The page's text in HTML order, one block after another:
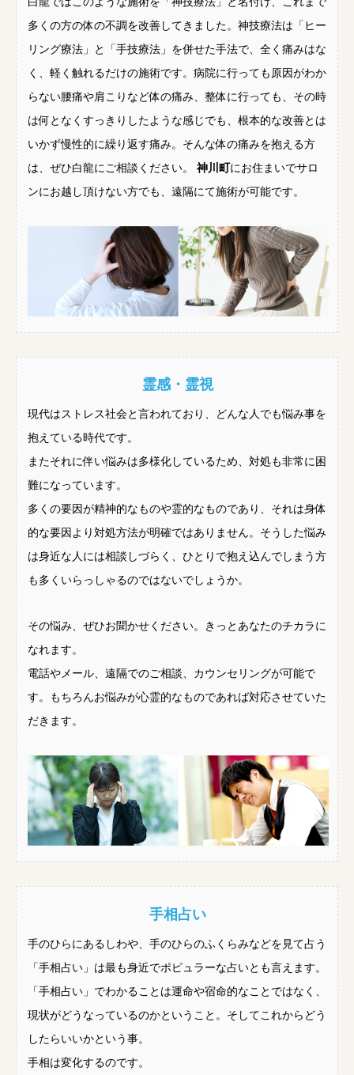
多くの方の体の不調を改善してきました。神技療法は「ヒー
リング療法」と「手技療法」を併せた手法で、全く痛みはな
く、軽く触れるだけの施術です。病院に行っても原因がわか
らない腰痛や肩こりなど体の痛み、整体に行っても、その時
は何となくすっきりしたような感じでも、根本的な改善とは
いかず慢性的に繰り返す痛み。そんな体の痛みを抱える方
は、ぜひ白龍にご相談ください。 神川町にお住まいでサロ
ンにお越し頂けない方でも、遠隔にて施術が可能です。
霊感・霊視
現代はストレス社会と言われており、どんな人でも悩み事を
抱えている時代です。
またそれに伴い悩みは多様化しているため、対処も非常に困
難になっています。
多くの要因が精神的なものや霊的なものであり、それは身体
的な要因より対処方法が明確ではありません。そうした悩み
は身近な人には相談しづらく、ひとりで抱え込んでしまう方
も多くいらっしゃるのではないでしょうか。
その悩み、ぜひお聞かせください。きっとあなたのチカラに
なれます。
電話やメール、遠隔でのご相談、カウンセリングが可能で
す。もちろんお悩みが心霊的なものであれば対応させていた
だきます。
手相占い
手のひらにあるしわや、手のひらのふくらみなどを見て占う
「手相占い」は最も身近でポピュラーな占いとも言えます。
「手相占い」でわかることは運命や宿命的なことではなく、
現状がどうなっているのかということ。そしてこれからどう
したらいいかという事。
手相は変化するのです。